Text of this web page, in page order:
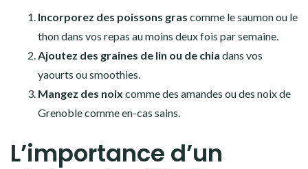
Incorporez des poissons gras comme le saumon ou le
thon dans vos repas au moins deux fois par semaine.
Ajoutez des graines de lin ou de chia dans vos
yaourts ou smoothies.
Mangez des noix comme des amandes ou des noix de
Grenoble comme en-cas sains.
L’importance d’un